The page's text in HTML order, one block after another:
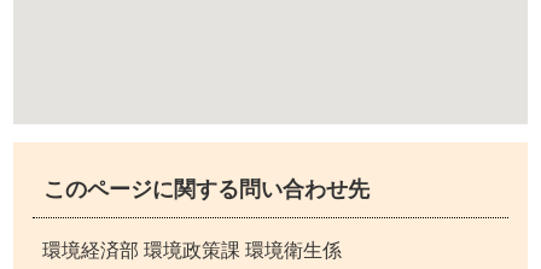
このページに関する問い合わせ先
環境経済部 環境政策課 環境衛生係